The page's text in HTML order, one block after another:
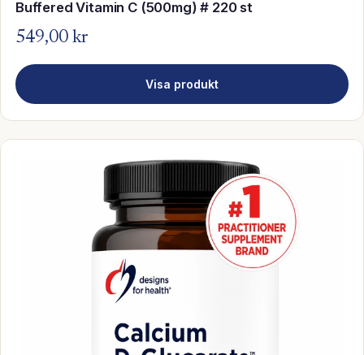
Buffered Vitamin C (500mg) # 220 st
549,00 kr
Visa produkt